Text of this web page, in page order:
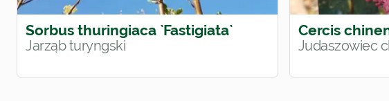
Sorbus thuringiaca `Fastigiata`
Jarząb turyngski
Cercis
Judaszowiec